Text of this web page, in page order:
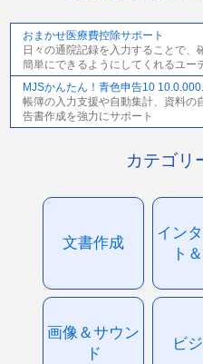
おまかせ医療費控除サポート
日々の通院記録を入力することで
簡単にできるようにしてくれるユー
MJSかんたん！青色申告10
帳簿の入力支援や自動集計、資料の
告書作成を強力にサポート
カテゴリ
文書作成
イン
ト
画像＆サウン
ド
ビ